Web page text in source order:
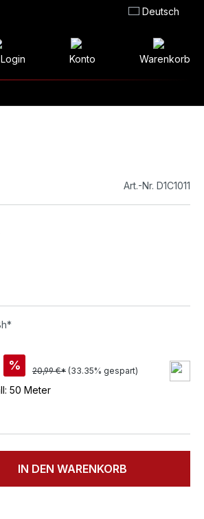
Deutsch
Konto Warenkorb
Art.-Nr. D1C1011
% 20,99 €* (33.35% gespart)
50 Meter
gewünschten Wert
IN DEN WARENKORB